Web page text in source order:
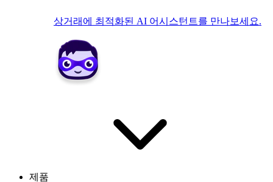
상거래에 최적화된 AI 어시스턴트를 만나보세요.
제품